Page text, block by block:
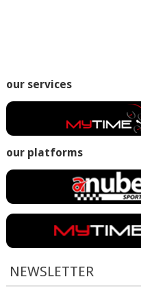
our services
our platforms
NEWSLETTER